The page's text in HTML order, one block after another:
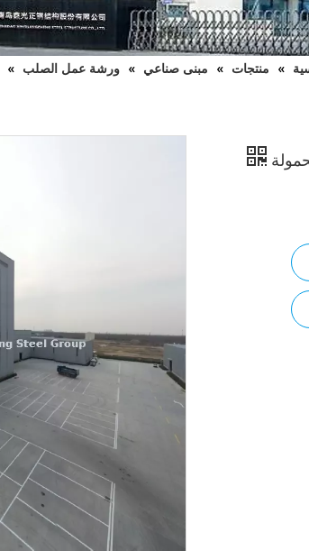
» منتجات » مبنى صناعي » ورشة عمل الصلب »